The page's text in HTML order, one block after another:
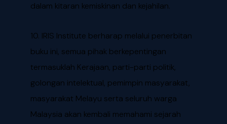
dalam kitaran kemiskinan dan kejahilan.
10. IRIS Institute berharap melalui penerbitan
buku ini, semua pihak berkepentingan
termasuklah Kerajaan, parti-parti politik,
golongan intelektual, pemimpin masyarakat,
masyarakat Melayu serta seluruh warga
Malaysia akan kembali memahami sejarah